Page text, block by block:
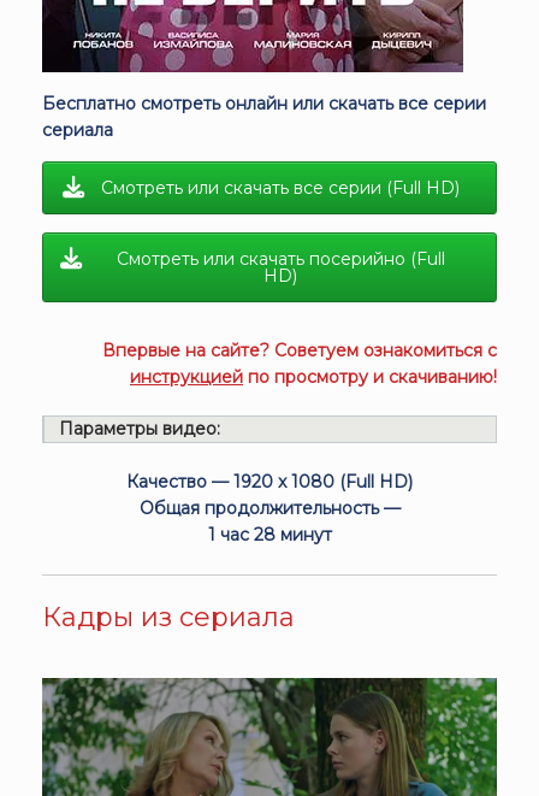
Бесплатно смотреть онлайн или скачать все серии
сериала
Смотреть или скачать все серии (Full HD)
Смотреть или скачать посерийно (Full
HD)
Впервые на сайте? Советуем ознакомиться с
инструкцией по просмотру и скачиванию!
Параметры видео:
Качество — 1920 x 1080 (Full HD)
Общая продолжительность —
1 час 28 минут
Кадры из сериала